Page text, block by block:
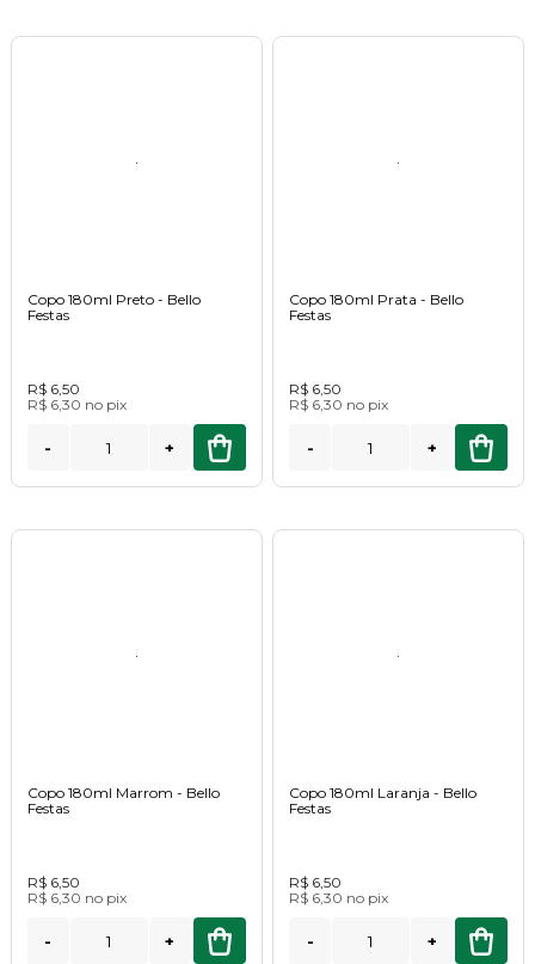
Copo 180ml Preto - Bello
Festas
R$ 6,50
R$ 6,30 no pix
- +
Copo 180ml Prata - Bello
Festas
R$ 6,50
R$ 6,30 no pix
- +
Copo 180ml Marrom - Bello
Festas
R$ 6,50
R$ 6,30 no pix
- +
Copo 180ml Laranja - Bello
Festas
R$ 6,50
R$ 6,30 no pix
- +